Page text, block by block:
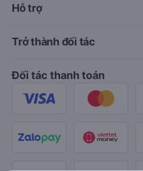
Hỗ trợ
Trở thành đối tác
Đối tác thanh toán